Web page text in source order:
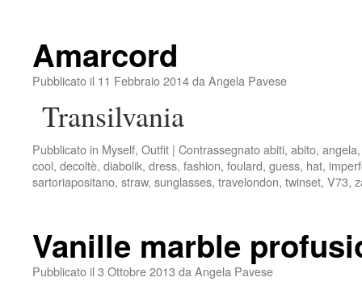
Amarcord
Pubblicato il 11 Febbraio 2014da Angela Pavese
Transilvania
Pubblicato in Myself, Outfit | Contrassegnatoabiti, abito, angela
cool, decoltè, diabolik, dress, fashion, foulard, guess, hat,
sartoriapositano, straw, sunglasses, travelondon, twinset, V73,
Vanille marble
Pubblicato il 3 Ottobre 2013 da Angela Pavese